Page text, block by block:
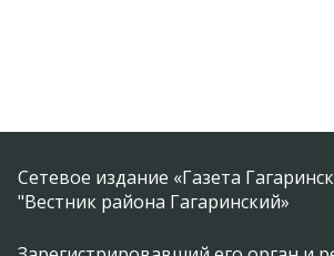
Сетевое издание «Газета
"Вестник района Гагаринский»